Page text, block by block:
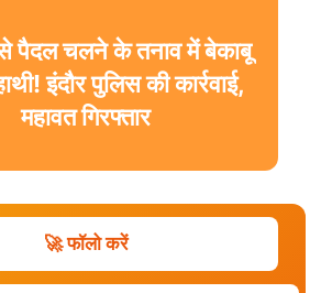
से पैदल चलने के तनाव में बेकाबू
इंदौर पुलिस की कार्रवाई,
महावत गिरफ्तार
में MITS की बीटेक छात्रा ने
में लगाई फांसी, सहेली को
पर भेजा “बाय” और लिखा
🚀 फॉलो करें